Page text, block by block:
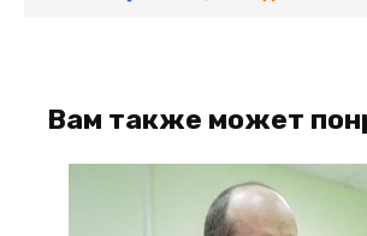
Вам также может